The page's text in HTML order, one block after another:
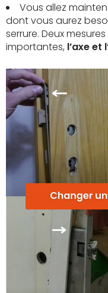
Vous allez
dont vous aurez
serrure. Deux
importantes, l’axe et